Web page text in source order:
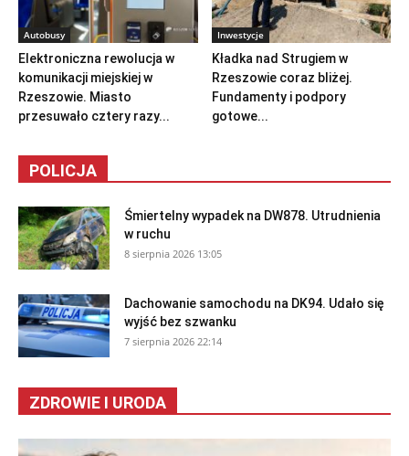
Autobusy
Elektroniczna rewolucja w
komunikacji miejskiej w
Rzeszowie. Miasto
przesuwało cztery razy...
Inwestycje
Kładka nad Strugiem w
Rzeszowie coraz bliżej.
Fundamenty i podpory
gotowe...
POLICJA
Śmiertelny wypadek na DW878. Utrudnienia
w ruchu
8 sierpnia 2026 13:05
Dachowanie samochodu na DK94. Udało się
wyjść bez szwanku
7 sierpnia 2026 22:14
ZDROWIE I URODA